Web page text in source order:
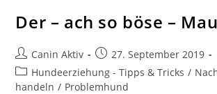
Der – ach so böse –
Canin Aktiv
27. September 2019
Hundeerziehung - Tipps & Tricks /
handeln / Problemhund